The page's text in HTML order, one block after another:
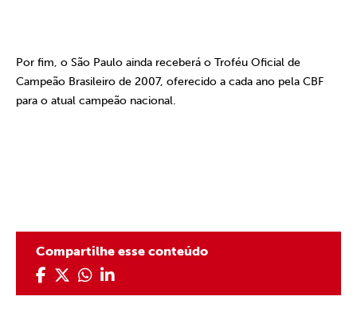
Por fim, o São Paulo ainda receberá o Troféu Oficial de
Campeão Brasileiro de 2007, oferecido a cada ano pela CBF
para o atual campeão nacional.
Compartilhe esse conteúdo